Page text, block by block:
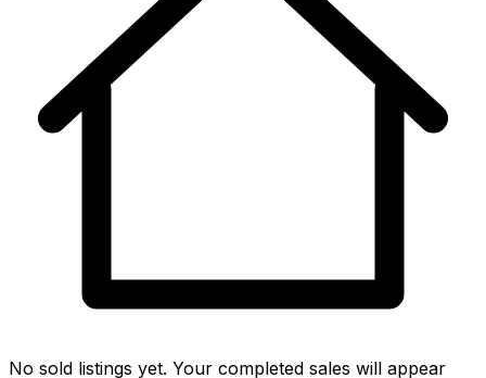
No sold listings yet. Your completed sales will appear